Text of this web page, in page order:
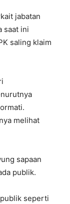
jabatan
saat ini
saling klaim
melihat
sapaan
publik.
seperti